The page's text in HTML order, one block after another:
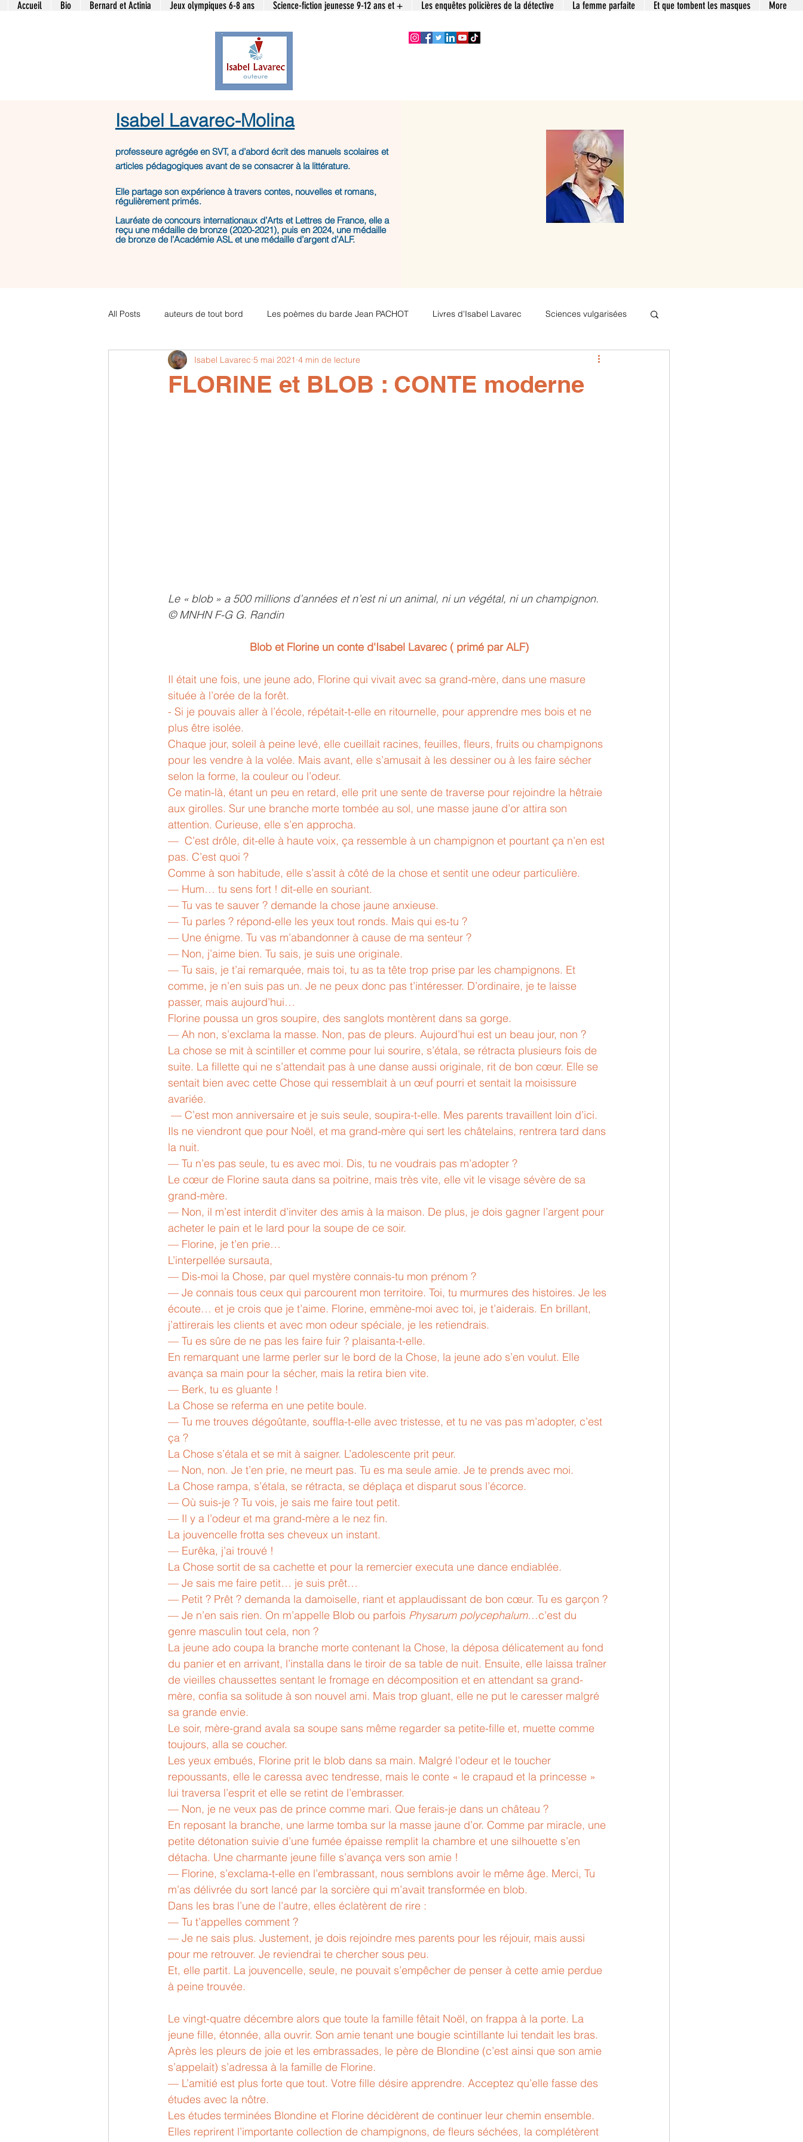
Accueil Bio Bernard et Actinia Jeux olympiques 6-8 ans Science-fiction jeunesse 9-12 ans et + Les enquêtes policières de la détective La femme parfaite Et que tombent les masques More
Isabel Lavarec-Molina
professeure agrégée en SVT, a d’abord écrit des manuels scolaires et
articles pédagogiques avant de se consacrer à la littérature.
Elle partage son expérience à travers contes, nouvelles et romans,
régulièrement primés.
Lauréate de concours internationaux d’Arts et Lettres de France, elle a
reçu une médaille de bronze (2020-2021), puis en 2024, une médaille
de bronze de l’Académie ASL et une médaille d’argent d’ALF.
All Posts auteurs de tout bord Les poèmes du barde Jean PACHOT Livres d'Isabel Lavarec Sciences vulgarisées
COVID articles de futura-sciences . Les poèmes avec clés de lecture de
FLORINE et BLOB : CONTE moderne
Isabel Lavarec 5 mai 2021 4 min de lecture
Le « blob » a 500 millions d’années et n’est ni un animal, ni un végétal, ni un champignon.
© MNHN F-G G. Randin
Blob et Florine un conte d'Isabel Lavarec ( primé par ALF)
Il était une fois, une jeune ado, Florine qui vivait avec sa grand-mère, dans une masure
située à l’orée de la forêt.
- Si je pouvais aller à l’école, répétait-t-elle en ritournelle, pour apprendre mes bois et ne
plus être isolée.
Chaque jour, soleil à peine levé, elle cueillait racines, feuilles, fleurs, fruits ou champignons
pour les vendre à la volée. Mais avant, elle s’amusait à les dessiner ou à les faire sécher
selon la forme, la couleur ou l’odeur.
Ce matin-là, étant un peu en retard, elle prit une sente de traverse pour rejoindre la hêtraie
aux girolles. Sur une branche morte tombée au sol, une masse jaune d’or attira son
attention. Curieuse, elle s’en approcha.
—  C’est drôle, dit-elle à haute voix, ça ressemble à un champignon et pourtant ça n’en est
pas. C’est quoi ?
Comme à son habitude, elle s’assit à côté de la chose et sentit une odeur particulière.
— Hum… tu sens fort ! dit-elle en souriant.
— Tu vas te sauver ? demande la chose jaune anxieuse.
— Tu parles ? répond-elle les yeux tout ronds. Mais qui es-tu ?
— Une énigme. Tu vas m’abandonner à cause de ma senteur ?
— Non, j’aime bien. Tu sais, je suis une originale.
— Tu sais, je t’ai remarquée, mais toi, tu as ta tête trop prise par les champignons. Et
comme, je n’en suis pas un. Je ne peux donc pas t’intéresser. D’ordinaire, je te laisse
passer, mais aujourd’hui…
Florine poussa un gros soupire, des sanglots montèrent dans sa gorge.
— Ah non, s’exclama la masse. Non, pas de pleurs. Aujourd’hui est un beau jour, non ?
La chose se mit à scintiller et comme pour lui sourire, s’étala, se rétracta plusieurs fois de
suite. La fillette qui ne s’attendait pas à une danse aussi originale, rit de bon cœur. Elle se
sentait bien avec cette Chose qui ressemblait à un œuf pourri et sentait la moisissure
avariée.
Ils ne viendront que pour Noël, et ma grand-mère qui sert les châtelains, rentrera tard dans
la nuit.
— Tu n’es pas seule, tu es avec moi. Dis, tu ne voudrais pas m’adopter ?
Le cœur de Florine sauta dans sa poitrine, mais très vite, elle vit le visage sévère de sa
grand-mère.
— Non, il m’est interdit d’inviter des amis à la maison. De plus, je dois gagner l’argent pour
acheter le pain et le lard pour la soupe de ce soir.
— Florine, je t’en prie…
L’interpellée sursauta,
— Dis-moi la Chose, par quel mystère connais-tu mon prénom ?
— Je connais tous ceux qui parcourent mon territoire. Toi, tu murmures des histoires. Je les
écoute… et je crois que je t’aime. Florine, emmène-moi avec toi, je t’aiderais. En brillant,
j’attirerais les clients et avec mon odeur spéciale, je les retiendrais.
— Tu es sûre de ne pas les faire fuir ? plaisanta-t-elle.
En remarquant une larme perler sur le bord de la Chose, la jeune ado s’en voulut. Elle
avança sa main pour la sécher, mais la retira bien vite.
— Berk, tu es gluante !
La Chose se referma en une petite boule.
— Tu me trouves dégoûtante, souffla-t-elle avec tristesse, et tu ne vas pas m’adopter, c’est
ça ?
La Chose s’étala et se mit à saigner. L’adolescente prit peur.
— Non, non. Je t’en prie, ne meurt pas. Tu es ma seule amie. Je te prends avec moi.
La Chose rampa, s’étala, se rétracta, se déplaça et disparut sous l’écorce.
— Où suis-je ? Tu vois, je sais me faire tout petit.
— Il y a l’odeur et ma grand-mère a le nez fin.
La jouvencelle frotta ses cheveux un instant.
— Eurêka, j’ai trouvé !
La Chose sortit de sa cachette et pour la remercier executa une dance endiablée.
— Je sais me faire petit… je suis prêt…
— Petit ? Prêt ? demanda la damoiselle, riant et applaudissant de bon cœur. Tu es garçon ?
— Je n’en sais rien. On m’appelle Blob ou parfois Physarum polycephalum…c’est du
genre masculin tout cela, non ?
La jeune ado coupa la branche morte contenant la Chose, la déposa délicatement au fond
du panier et en arrivant, l’installa dans le tiroir de sa table de nuit. Ensuite, elle laissa traîner
de vieilles chaussettes sentant le fromage en décomposition et en attendant sa grand-
mère, confia sa solitude à son nouvel ami. Mais trop gluant, elle ne put le caresser malgré
sa grande envie.
Le soir, mère-grand avala sa soupe sans même regarder sa petite-fille et, muette comme
toujours, alla se coucher.
Les yeux embués, Florine prit le blob dans sa main. Malgré l’odeur et le toucher
repoussants, elle le caressa avec tendresse, mais le conte « le crapaud et la princesse »
lui traversa l’esprit et elle se retint de l’embrasser.
— Non, je ne veux pas de prince comme mari. Que ferais-je dans un château ?
En reposant la branche, une larme tomba sur la masse jaune d’or. Comme par miracle, une
petite détonation suivie d’une fumée épaisse remplit la chambre et une silhouette s’en
détacha. Une charmante jeune fille s’avança vers son amie !
— Florine, s’exclama-t-elle en l’embrassant, nous semblons avoir le même âge. Merci, Tu
m’as délivrée du sort lancé par la sorcière qui m’avait transformée en blob.
Dans les bras l’une de l’autre, elles éclatèrent de rire :
— Tu t’appelles comment ?
— Je ne sais plus. Justement, je dois rejoindre mes parents pour les réjouir, mais aussi
pour me retrouver. Je reviendrai te chercher sous peu.
Et, elle partit. La jouvencelle, seule, ne pouvait s’empêcher de penser à cette amie perdue
à peine trouvée.
Le vingt-quatre décembre alors que toute la famille fêtait Noël, on frappa à la porte. La
jeune fille, étonnée, alla ouvrir. Son amie tenant une bougie scintillante lui tendait les bras.
Après les pleurs de joie et les embrassades, le père de Blondine (c’est ainsi que son amie
s’appelait) s’adressa à la famille de Florine.
— L’amitié est plus forte que tout. Votre fille désire apprendre. Acceptez qu’elle fasse des
études avec la nôtre.
Les études terminées Blondine et Florine décidèrent de continuer leur chemin ensemble.
Elles reprirent l’importante collection de champignons, de fleurs séchées, la complétèrent